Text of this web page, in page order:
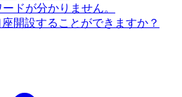
ドが分かりません。
開設することができますか？